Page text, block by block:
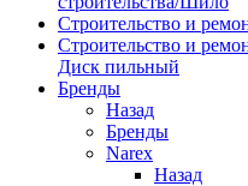
Строительство и
Строительство и
Диск пильный
Бренды
Назад
Бренды
Narex
Назад